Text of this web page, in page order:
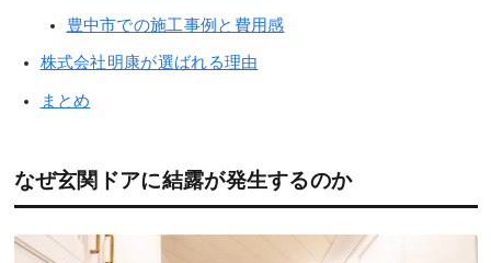
豊中市での施工事例と費用感
株式会社明康が選ばれる理由
まとめ
なぜ玄関ドアに結露が発生するのか